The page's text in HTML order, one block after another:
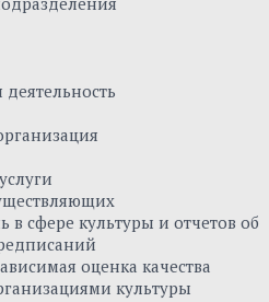
в сфере культуры и отчетов об
оценка качества
культуры